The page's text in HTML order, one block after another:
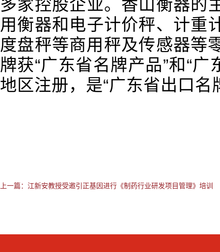
多家控股企业。香山衡器的
用衡器和电子计价秤、计重
度盘秤等商用秤及传感器等
牌获“广东省名牌产品”和“
地区注册，是“广东省出口
上一篇： 江新安教授受邀引正基因进行《制药行业研发项目管理》培训